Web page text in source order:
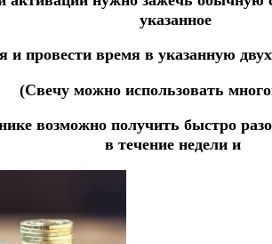
указанное
и провести время в указанную
(Свечу можно использовать
возможно получить быстро
в течение недели и